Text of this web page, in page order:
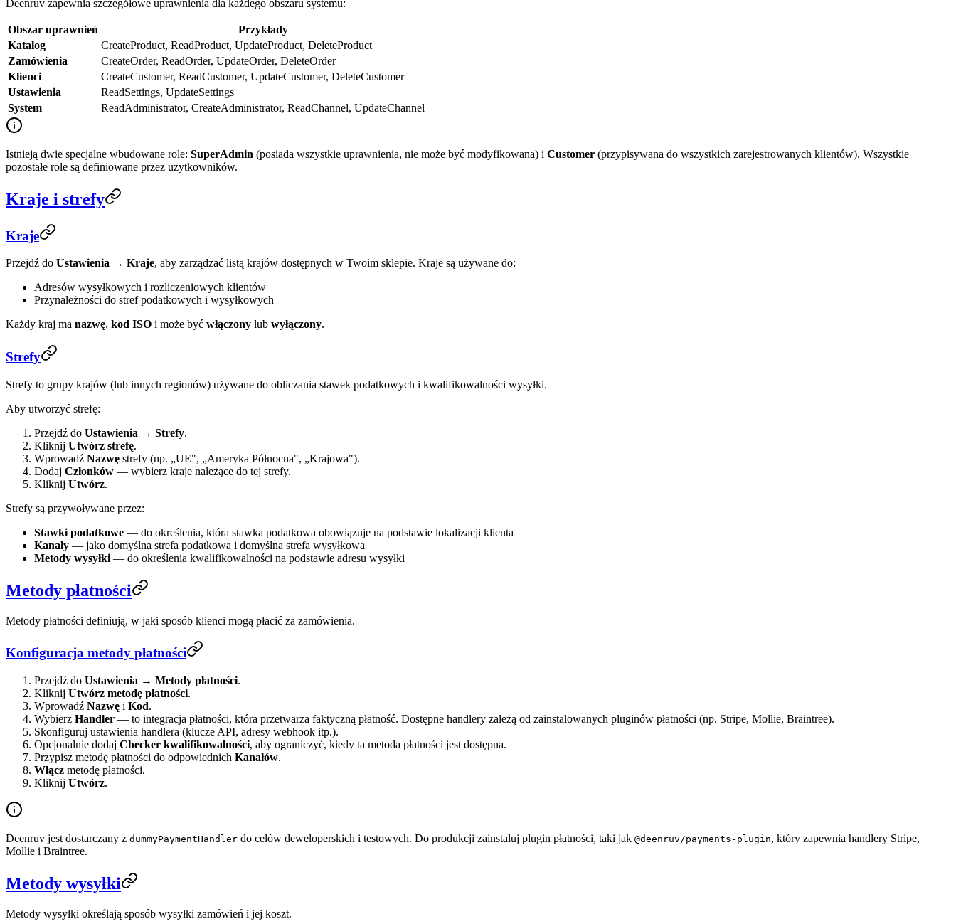
Deenruv zapewnia szczegółowe uprawnienia dla każdego obszaru systemu:
Obszar uprawnień
Przykłady
Katalog
CreateProduct, ReadProduct, UpdateProduct, DeleteProduct
Zamówienia
CreateOrder, ReadOrder, UpdateOrder, DeleteOrder
Klienci
CreateCustomer, ReadCustomer, UpdateCustomer, DeleteCustomer
Ustawienia
ReadSettings, UpdateSettings
System
ReadAdministrator, CreateAdministrator, ReadChannel, UpdateChannel
Istnieją dwie specjalne wbudowane role: SuperAdmin (posiada wszystkie uprawnienia, nie może być modyfikowana) i Customer (przypisywana do wszystkich zarejestrowanych klientów). Wszystkie
pozostałe role są definiowane przez użytkowników.
Kraje i strefy
Kraje
Przejdź do Ustawienia → Kraje, aby zarządzać listą krajów dostępnych w Twoim sklepie. Kraje są używane do:
Adresów wysyłkowych i rozliczeniowych klientów
Przynależności do stref podatkowych i wysyłkowych
Każdy kraj ma nazwę, kod ISO i może być włączony lub wyłączony.
Strefy
Strefy to grupy krajów (lub innych regionów) używane do obliczania stawek podatkowych i kwalifikowalności wysyłki.
Aby utworzyć strefę:
Przejdź do Ustawienia → Strefy.
Kliknij Utwórz strefę.
Wprowadź Nazwę strefy (np. „UE", „Ameryka Północna", „Krajowa").
Dodaj Członków — wybierz kraje należące do tej strefy.
Kliknij Utwórz.
Strefy są przywoływane przez:
Stawki podatkowe — do określenia, która stawka podatkowa obowiązuje na podstawie lokalizacji klienta
Kanały — jako domyślna strefa podatkowa i domyślna strefa wysyłkowa
Metody wysyłki — do określenia kwalifikowalności na podstawie adresu wysyłki
Metody płatności
Metody płatności definiują, w jaki sposób klienci mogą płacić za zamówienia.
Konfiguracja metody płatności
Przejdź do Ustawienia → Metody płatności.
Kliknij Utwórz metodę płatności.
Wprowadź Nazwę i Kod.
Wybierz Handler — to integracja płatności, która przetwarza faktyczną płatność. Dostępne handlery zależą od zainstalowanych pluginów płatności (np. Stripe, Mollie, Braintree).
Skonfiguruj ustawienia handlera (klucze API, adresy webhook itp.).
Opcjonalnie dodaj Checker kwalifikowalności, aby ograniczyć, kiedy ta metoda płatności jest dostępna.
Przypisz metodę płatności do odpowiednich Kanałów.
Włącz metodę płatności.
Kliknij Utwórz.
Deenruv jest dostarczany z dummyPaymentHandler do celów deweloperskich i testowych. Do produkcji zainstaluj plugin płatności, taki jak @deenruv/payments-plugin, który zapewnia handlery Stripe,
Mollie i Braintree.
Metody wysyłki
Metody wysyłki określają sposób wysyłki zamówień i jej koszt.